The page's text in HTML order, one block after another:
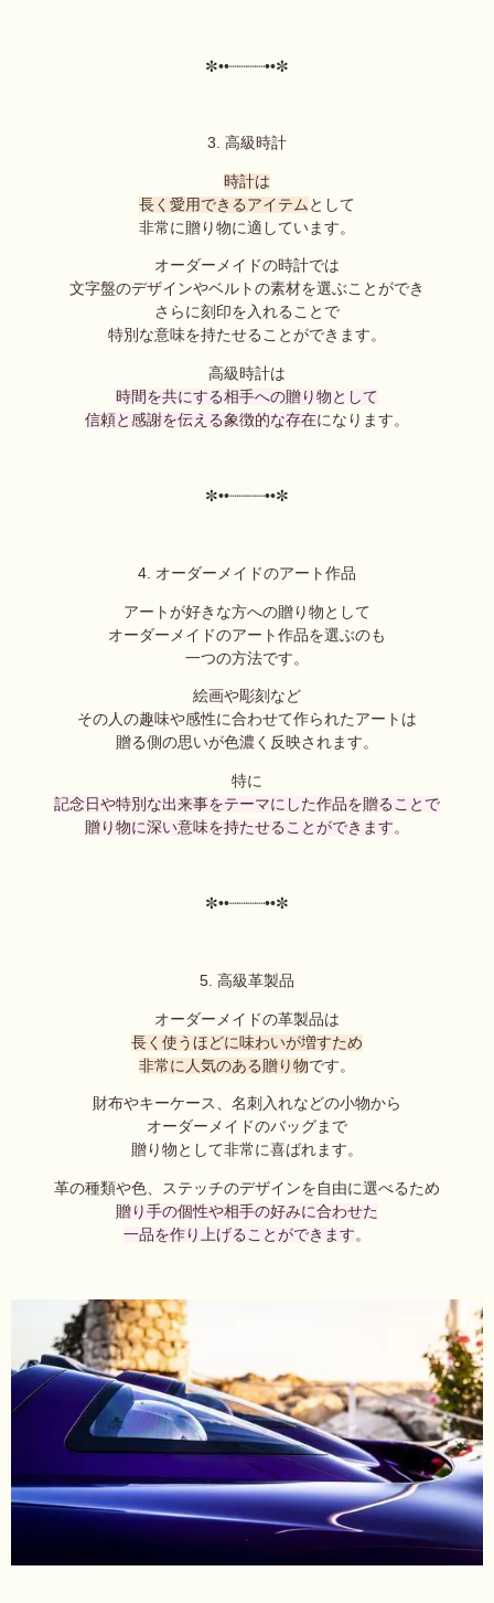
✼••┈┈┈┈••✼
3. 高級時計
時計は
長く愛用できるアイテム として
非常に贈り物に適しています。
オーダーメイドの時計では
文字盤のデザインやベルトの素材を選ぶことができ
さらに刻印を入れることで
特別な意味を持たせることができます。
高級時計は
時間を共にする相手への贈り物として
信頼と感謝を伝える象徴的な存在になります。
✼••┈┈┈┈••✼
4. オーダーメイドのアート作品
アートが好きな方への贈り物として
オーダーメイドのアート作品を選ぶのも
一つの方法です。
絵画や彫刻など
その人の趣味や感性に合わせて作られたアートは
贈る側の思いが色濃く反映されます。
特に
記念日や特別な出来事をテーマにした作品を贈ることで
贈り物に深い意味を持たせることができます 。
✼••┈┈┈┈••✼
5. 高級革製品
オーダーメイドの革製品は
長く使うほどに味わいが増すため
非常に人気のある贈り物です。
財布やキーケース、名刺入れなどの小物から
オーダーメイドのバッグまで
贈り物として非常に喜ばれます。
革の種類や色、ステッチのデザインを自由に選べるため
贈り手の個性や相手の好みに合わせた
一品を作り上げることができます 。